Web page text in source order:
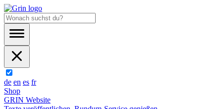
de en es fr
Shop
GRIN Website